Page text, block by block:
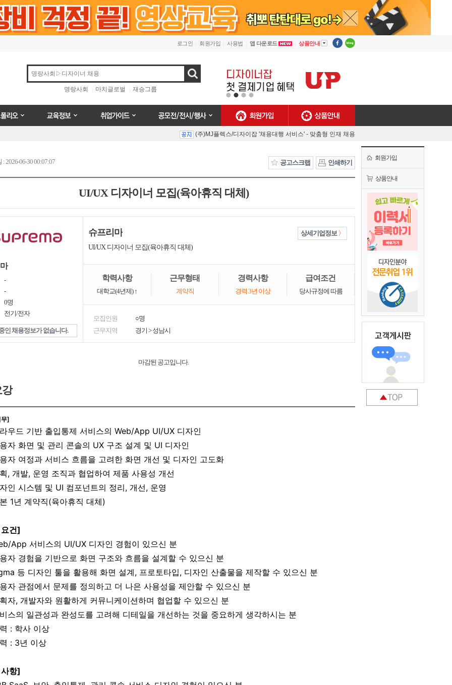
로그인 회원가입 사용법 앱 다운로드 상품안내 ▼
검색
명랑사회 마치글로벌 재승그룹
[안내] 디자이너잡 사용법
(주)MJ플렉스/디자이잡 '채용대행 서비스' - 맞춤형 인재 채용
[채용담당자 필독] 첫 결제기업 대상 특별 혜택!
[안내] 디자이너잡 사용법
(주)MJ플렉스/디자이잡 '채용대행 서비스' - 맞춤형 인재 채용
2026-06-30 00:07:07 공고스크랩 인쇄하기
UI/UX 디자이너 모집(육아휴직 대체)
-
-
0명
전기/전자
인 채용정보가 없습니다.
상세기업정보
슈프리마
UI/UX 디자이너 모집(육아휴직 대체)
학력사항 근무형태 경력사항 급여조건
대학교(4년제) ↑ 계약직 경력 3년 이상 당사규정에 따름
모집인원
○명
근무지역
경기 >성남시
마감된 공고입니다.
회원가입
상품안내